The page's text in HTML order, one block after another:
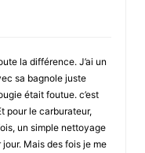
la différence. J’ai un
sa bagnole juste
était foutue. c’est
pour le carburateur,
un simple nettoyage
Mais des fois je me